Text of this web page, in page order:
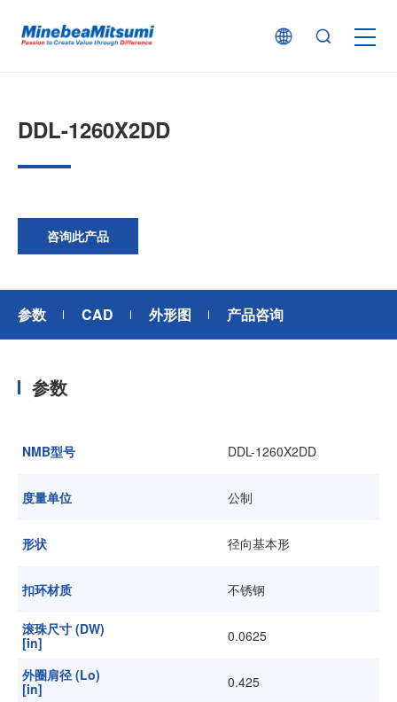
新闻
企业信息
加入我们
DDL-1260X2DD
咨询此产品
参数 CAD 外形图 产品咨询
参数
NMB型号 DDL-1260X2DD
度量单位 公制
形状 径向基本形
扣环材质 不锈钢
滚珠尺寸 (DW)
[in]
0.0625
外圈肩径 (Lo)
[in]
0.425